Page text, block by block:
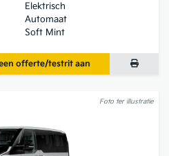
Elektrisch
Automaat
Soft Mint
offerte/testrit aan
Foto ter illustratie